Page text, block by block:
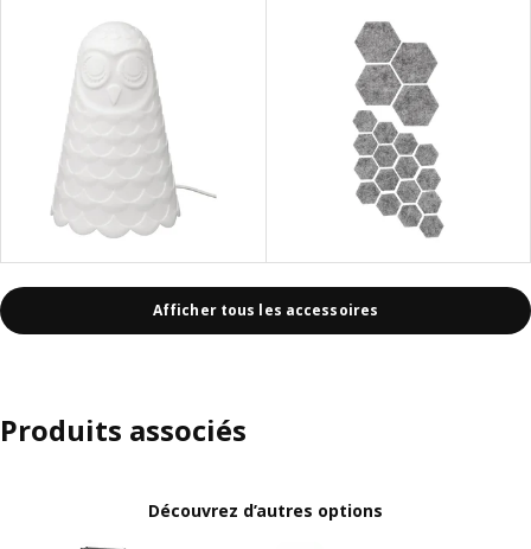
Afficher tous les accessoires
Produits associés
Découvrez d’autres options